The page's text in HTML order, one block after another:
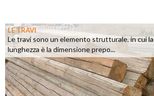
LE TRAVI
Le travi sono un elemento strutturale, in cui la
lunghezza è la dimensione prepo...